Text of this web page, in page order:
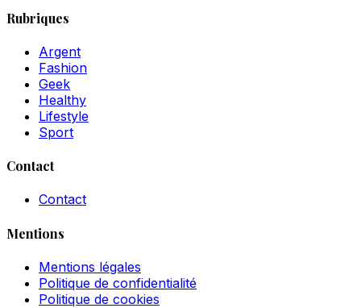
Rubriques
Argent
Fashion
Geek
Healthy
Lifestyle
Sport
Contact
Contact
Mentions
Mentions légales
Politique de confidentialité
Politique de cookies